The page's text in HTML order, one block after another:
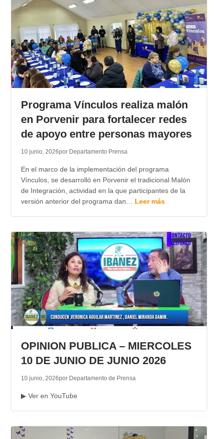
Programa Vínculos realiza malón
en Porvenir para fortalecer redes
de apoyo entre personas mayores
10 junio, 2026por Departamento Prensa
En el marco de la implementación del programa
Vínculos, se desarrolló en Porvenir el tradicional Malón
de Integración, actividad en la que participantes de la
versión anterior del programa dan… Leer más
OPINION PUBLICA – MIERCOLES
10 DE JUNIO DE JUNIO 2026
10 junio, 2026por Departamento de Prensa
▶ Ver en YouTube